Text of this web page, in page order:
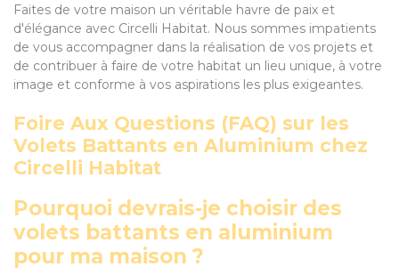
Faites de votre maison un véritable havre de paix et
d'élégance avec Circelli Habitat. Nous sommes impatients
de vous accompagner dans la réalisation de vos projets et
de contribuer à faire de votre habitat un lieu unique, à votre
image et conforme à vos aspirations les plus exigeantes.
Foire Aux Questions (FAQ) sur les
Volets Battants en Aluminium chez
Circelli Habitat
Pourquoi devrais-je choisir des
volets battants en aluminium
pour ma maison ?